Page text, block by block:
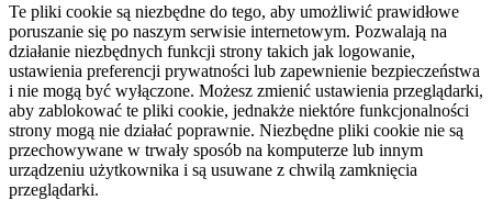
Te pliki cookie są niezbędne do tego, aby umożliwić prawidłowe
poruszanie się po naszym serwisie internetowym. Pozwalają na
działanie niezbędnych funkcji strony takich jak logowanie,
ustawienia preferencji prywatności lub zapewnienie bezpieczeństwa
i nie mogą być wyłączone. Możesz zmienić ustawienia przeglądarki,
aby zablokować te pliki cookie, jednakże niektóre funkcjonalności
strony mogą nie działać poprawnie. Niezbędne pliki cookie nie są
przechowywane w trwały sposób na komputerze lub innym
urządzeniu użytkownika i są usuwane z chwilą zamknięcia
przeglądarki.